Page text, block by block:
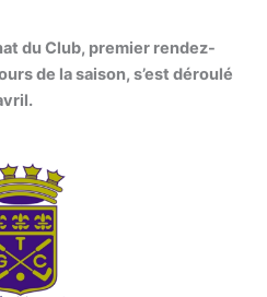
du Club, premier rendez-
de la saison, s’est déroulé